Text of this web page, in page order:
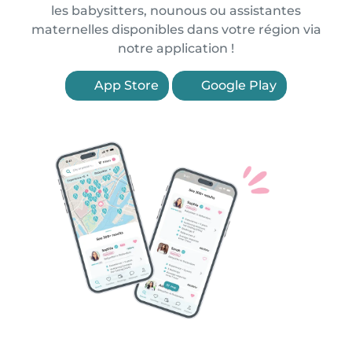
les babysitters, nounous ou assistantes
maternelles disponibles dans votre région via
notre application !
App Store Google Play